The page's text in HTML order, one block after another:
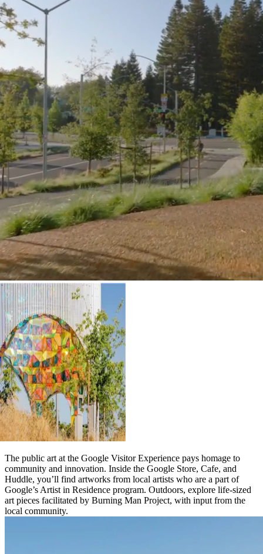
The public art at the Google Visitor Experience pays homage to
community and innovation. Inside the Google Store, Cafe, and
Huddle, you’ll find artworks from local artists who are a part of
Google’s Artist in Residence program. Outdoors, explore life-sized
art pieces facilitated by Burning Man Project, with input from the
local community.